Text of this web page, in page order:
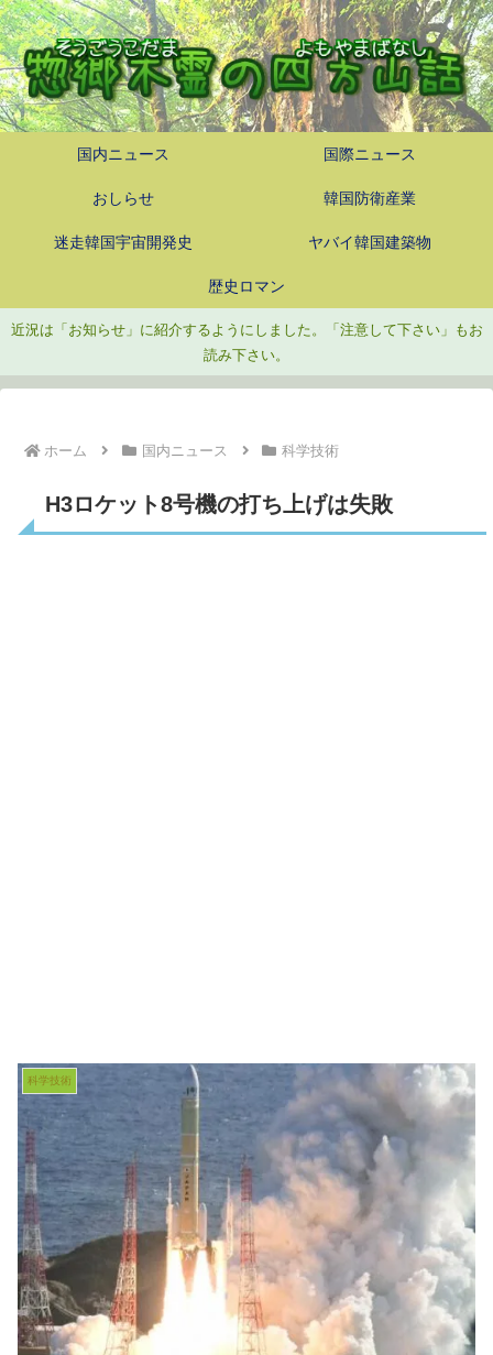
国内ニュース 国際ニュース
おしらせ 韓国防衛産業
迷走韓国宇宙開発史 ヤバイ韓国建築物
歴史ロマン
近況は「お知らせ」に紹介するようにしました。「注意して下さい」もお
読み下さい。
ホーム 国内ニュース 科学技術
H3ロケット8号機の打ち上げは失敗
科学技術